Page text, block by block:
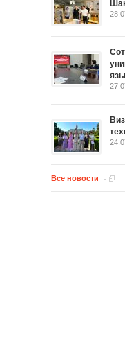
Все новости